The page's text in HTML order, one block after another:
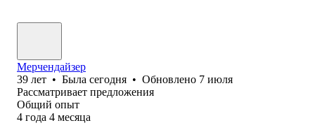
Мерчендайзер
39 лет • Была сегодня • Обновлено 7 июля
Рассматривает предложения
Общий опыт
4 года 4 месяца